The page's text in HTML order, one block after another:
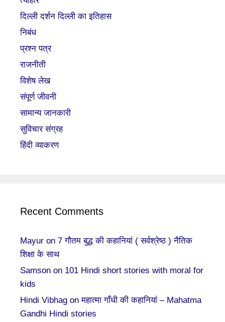
दिल्ली दर्शन दिल्ली का इतिहास
निबंध
प्रश्न पत्र
राजनीती
विशेष लेख
संपूर्ण जीवनी
सामान्य जानकारी
सुविचार संग्रह
हिंदी व्याकरण
Recent Comments
Mayur on 7 गौतम बुद्ध की कहानियां ( सर्वश्रेष्ठ ) नैतिक
शिक्षा के साथ
Samson on 101 Hindi short stories with moral for
kids
Hindi Vibhag onमहात्मा गाँधी की कहानियां – Mahatma
Gandhi Hindi stories